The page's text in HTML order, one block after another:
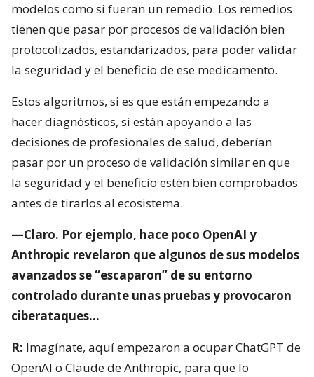
modelos como si fueran un remedio. Los remedios
tienen que pasar por procesos de validación bien
protocolizados, estandarizados, para poder validar
la seguridad y el beneficio de ese medicamento.
Estos algoritmos, si es que están empezando a
hacer diagnósticos, si están apoyando a las
decisiones de profesionales de salud, deberían
pasar por un proceso de validación similar en que
la seguridad y el beneficio estén bien comprobados
antes de tirarlos al ecosistema.
—Claro. Por ejemplo, hace poco OpenAI y
Anthropic revelaron que algunos de sus modelos
avanzados se “escaparon” de su entorno
controlado durante unas pruebas y provocaron
ciberataques…
R: Imagínate, aquí empezaron a ocupar ChatGPT de
OpenAI o Claude de Anthropic, para que lo